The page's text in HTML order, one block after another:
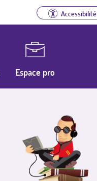
Accessibilité
Espace pro